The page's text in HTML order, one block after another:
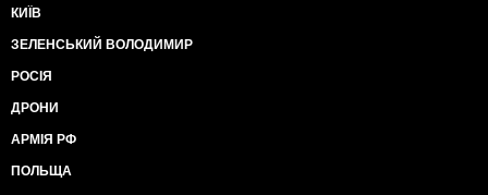
КИЇВ
ЗЕЛЕНСЬКИЙ ВОЛОДИМИР
РОСІЯ
ДРОНИ
АРМІЯ РФ
ПОЛЬЩА